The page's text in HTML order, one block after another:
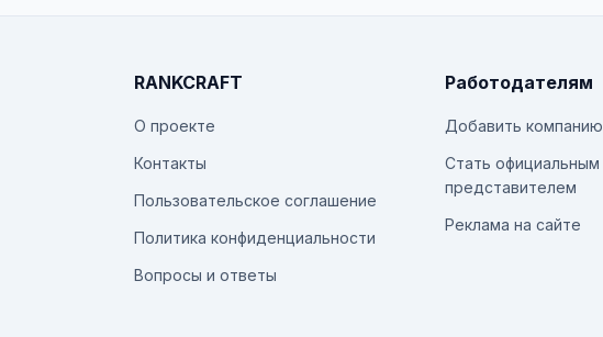
RANKCRAFT
О проекте
Контакты
Пользовательское соглашение
Политика конфиденциальности
Вопросы и ответы
Работодателям
Добавить компанию
Стать официальным
представителем
Реклама на сайте